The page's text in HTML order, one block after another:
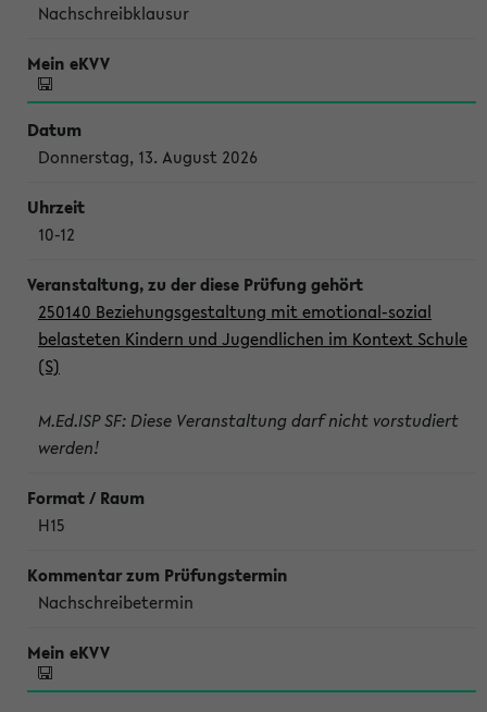
Nachschreibklausur
Donnerstag, 13. August 2026
10-12
250140 Beziehungsgestaltung mit emotional-sozial
belasteten Kindern und Jugendlichen im Kontext Schule
(S)
M.Ed.ISP SF: Diese Veranstaltung darf nicht vorstudiert
werden!
H15
Nachschreibetermin